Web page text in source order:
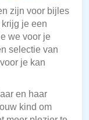
zijn voor bijles
je een
we voor je
selectie van
je kan
en haar
kind om